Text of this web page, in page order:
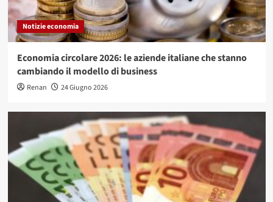
Notizie economia
Economia circolare 2026: le aziende italiane che stanno
cambiando il modello di business
Renan 24 Giugno 2026